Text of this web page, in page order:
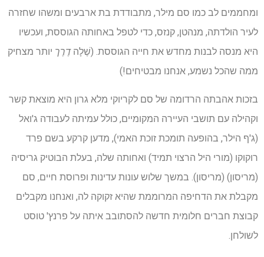
ומחממים לב כמו סם מילר, מתבודדת בת ארבעים ומשהו שחזרה
לעיר הולדתה, מנהטן, קנזס, כדי לטפל באחותה הגוססת, ועכשיו
היא מנסה לבנות מחדש את חייה הגוססת. (שֶׁלָהדֶרֶך יותר מצחיק
ממה שהכל נשמע, אנחנו מבטיחים!)
בזכות אהבתה הרדומה של סם לקריוקי מלא גרון היא מוצאת קשר
וקהילה עם תושבי העיירה המקומיים, כולל עמיתה לעבודה ג'ואל
(ג'ף הילר, בהופעה תומכת זוכת האמי), מדען קרקע בשם פרד
רוקוקו (מורי היל הרצוי תמיד) ואחותה שלה, בעלת הבוטיק גריסיה
(מריסון) (מריסון). במשך שלוש עונות עדינות ופרוסת חיים, סם
מקבלת את הדחיפה המרוממת שהיא זקוקה לה, ואנחנו מקבלים
קבוצת חברים חלומית חדשה להסתובב איתה על פרנץ' טוסט
לשולחן.